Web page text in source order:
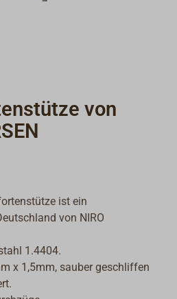
von
ist ein
von NIRO
1.4404.
x 1,5mm, sauber geschliffen